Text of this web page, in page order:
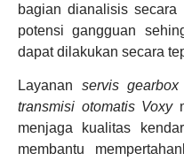
bagian dianalisis secara
potensi gangguan
dapat dilakukan secara
Layanan servis
transmisi otomatis Voxy
menjaga kualitas
membantu